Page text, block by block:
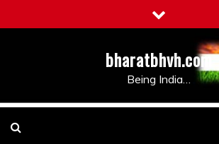
to
bharatbhvh.com
Being India…